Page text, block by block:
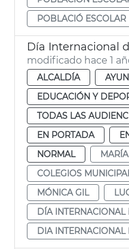
POBLACIÓ ESCOLAR
modificado hace 1
ALCALDÍA
EDUCACIÓN Y
TODAS LAS
EN PORTADA
NORMAL
COLEGIOS
MÓNICA GIL
DÍA INTERNACIONAL
DIA INTERNACIONAL